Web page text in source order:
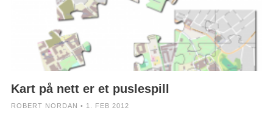
Kart på nett er et puslespill
ROBERT NORDAN • 1. FEB 2012